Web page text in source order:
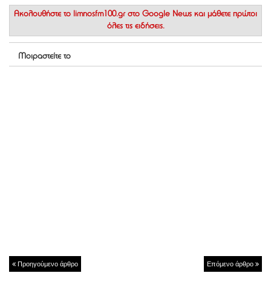
Ακολουθήστε το limnosfm100.gr στο Google News και μάθετε πρώτοι
όλες τις ειδήσεις.
Μοιραστείτε το
Προηγούμενο άρθρο Επόμενο άρθρο